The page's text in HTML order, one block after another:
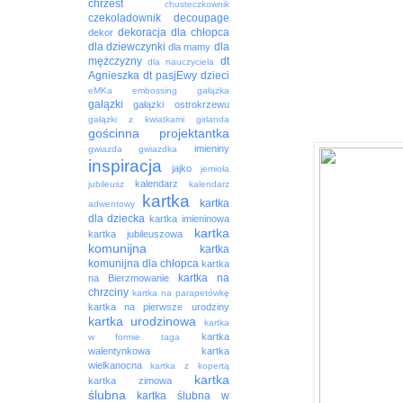
chrzest chusteczkownik
czekoladownik decoupage
dekor dekoracja dla chłopca
dla dziewczynki dla mamy dla
mężczyzny dla nauczyciela
dt
Agnieszka dt pasjEwy dzieci
eMKa embossing gałązka
gałązki gałązki ostrokrzewu
gałązki z kwiatkami girlanda
gościnna projektantka
gwiazda gwiazdka imieniny
inspiracja jajko
jemioła
jubileusz
kalendarz
kalendarz
adwentowy
kartka
kartka
dla dziecka kartka imieninowa
kartka jubileuszowa
kartka
komunijna
kartka
komunijna dla chłopca kartka
na Bierzmowanie
kartka na
chrzciny kartka na parapetówkę
kartka na pierwsze urodziny
kartka urodzinowa
kartka
w formie taga
kartka
walentynkowa
kartka
wielkanocna
kartka z kopertą
kartka zimowa
kartka
ślubna
kartka ślubna w